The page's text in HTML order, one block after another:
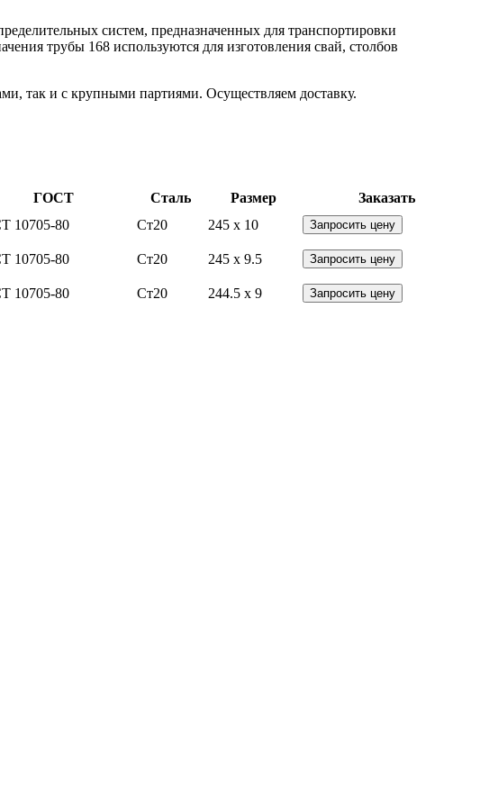
систем, предназначенных для транспортировки
трубы 168 используются для изготовления свай, столбов
так и с крупными партиями. Осуществляем доставку.
ГОСТ Сталь Размер
Заказать
10705-80 Ст20 245 x 10 Запросить цену
10705-80 Ст20 245 x 9.5 Запросить цену
10705-80 Ст20 244.5 x 9 Запросить цену